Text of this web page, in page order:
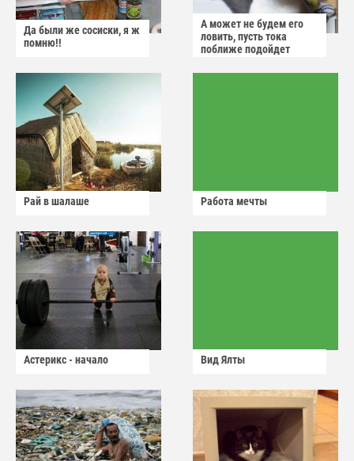
Да были же сосиски, я ж
помню!!
А может не будем его
ловить, пусть тока
поближе подойдет
Рай в шалаше Работа мечты
Астерикс - начало Вид Ялты